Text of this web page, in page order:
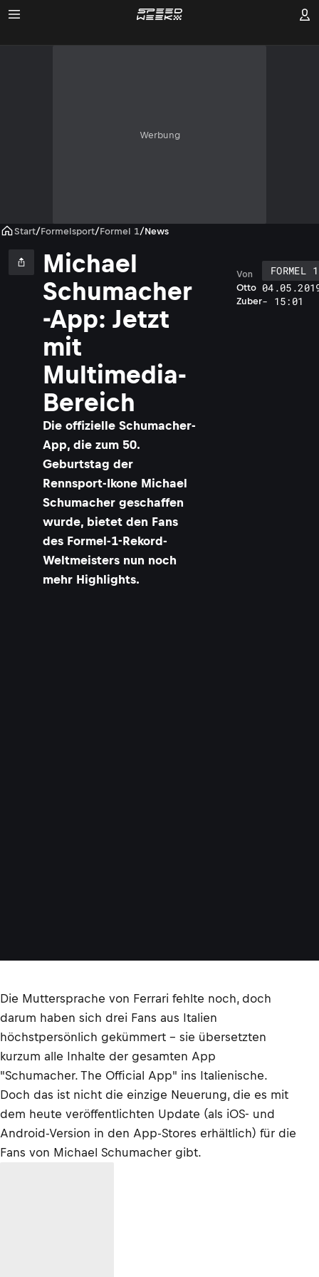
Werbung
Start/Formelsport/Formel 1/News
Michael
Schumacher
-App: Jetzt
mit
Multimedia-
Bereich
Die offizielle Schumacher-
App, die zum 50.
Geburtstag der
Rennsport-Ikone Michael
Schumacher geschaffen
wurde, bietet den Fans
des Formel-1-Rekord-
Weltmeisters nun noch
mehr Highlights.
Otto
Zuber
Von
FORMEL 1
- 15:01
Die Muttersprache von Ferrari fehlte noch, doch
darum haben sich drei Fans aus Italien
höchstpersönlich gekümmert – sie übersetzten
kurzum alle Inhalte der gesamten App
"Schumacher. The Official App" ins Italienische.
Doch das ist nicht die einzige Neuerung, die es mit
dem heute veröffentlichten Update (als iOS- und
Android-Version in den App-Stores erhältlich) für die
Fans von Michael Schumacher gibt.